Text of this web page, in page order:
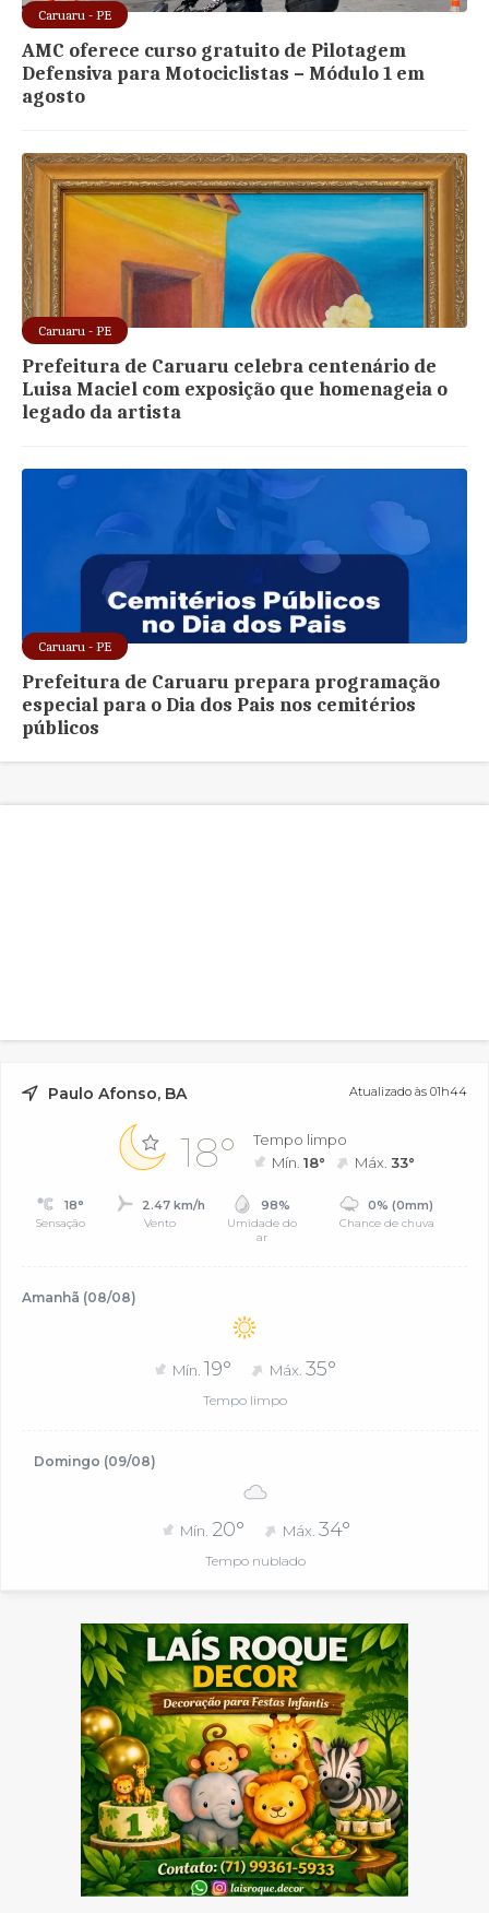
Caruaru - PE
AMC oferece curso gratuito de Pilotagem
Defensiva para Motociclistas – Módulo 1 em
agosto
Caruaru - PE
Prefeitura de Caruaru celebra centenário de
Luisa Maciel com exposição que homenageia o
legado da artista
Caruaru - PE
Prefeitura de Caruaru prepara programação
especial para o Dia dos Pais nos cemitérios
públicos
Paulo Afonso, BA Atualizado às 01h44
18°
Tempo limpo
Mín.18° Máx.33°
18°
Sensação
2.47 km/h
Vento
98%
Umidade do
ar
0% (0mm)
Chance de chuva
Amanhã (08/08)
Mín. 19° Máx. 35°
Tempo limpo
Domingo (09/08)
Mín. 20° Máx. 34°
Tempo nublado